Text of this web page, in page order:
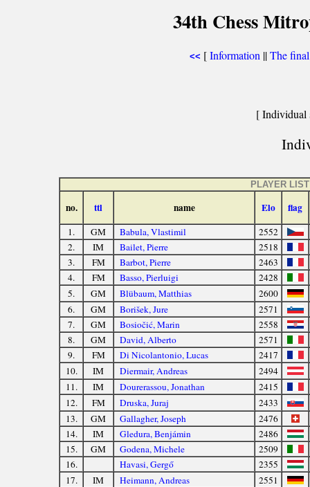
34th Chess
<< [Information ||The
[ Individual
PLAYER
no. ttl name Elo flag
1. GM Babula, Vlastimil
2552
2.
IM Bailet, Pierre
2518
3.
FM Barbot, Pierre
2463
4.
FM Basso, Pierluigi
2428
5.
GM Blübaum, Matthias
2600
6.
GM Borišek, Jure
2571
7.
GM Bosiočić, Marin
2558
8.
GM David, Alberto
2571
9.
FM Di Nicolantonio, Lucas
2417
10.
IM Diermair, Andreas
2494
11.
IM Dourerassou, Jonathan
2415
12.
FM Druska, Juraj
2433
13.
GM Gallagher, Joseph
2476
14.
IM Gledura, Benjámin
2486
15.
GM Godena, Michele
2509
16.
Havasi, Gergő
2355
17.
IM Heimann, Andreas
2551